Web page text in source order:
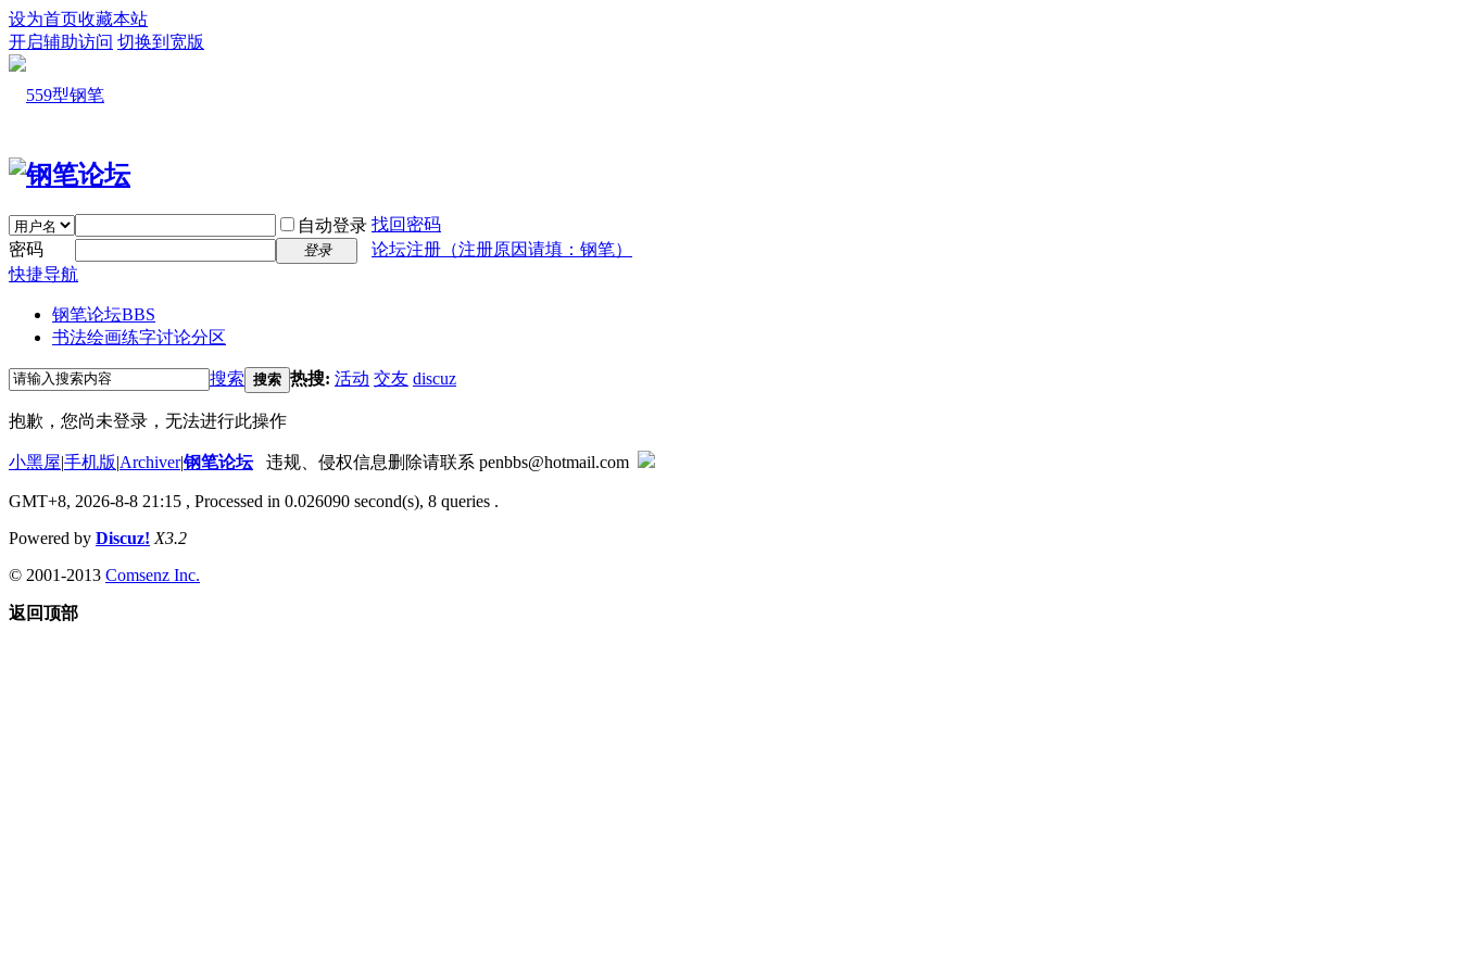
设为首页收藏本站
开启辅助访问 切换到宽版
自动登录 找回密码
密码
登录
论坛注册（注册原因请填：钢笔）
快捷导航
钢笔论坛BBS
书法绘画练字讨论分区
搜索 搜索 热搜: 活动 交友 discuz
抱歉，您尚未登录，无法进行此操作
小黑屋|手机版|Archiver|钢笔论坛 违规、侵权信息删除请联系 penbbs@hotmail.com
GMT+8, 2026-8-8 21:15 , Processed in 0.026090 second(s), 8 queries .
Powered by Discuz! X3.2
© 2001-2013 Comsenz Inc.
返回顶部